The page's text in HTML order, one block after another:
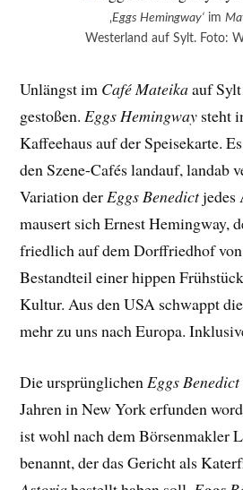
‚Eggs Hemingway‘ im
Westerland auf Sylt. Foto:
Unlängst im Café Mateikaauf
gestoßen.Eggs Hemingway steht
Kaffeehaus auf der Speisekarte.
den Szene-Cafés landauf, landab
Variation derEggs Benedictjedes
mausert sich Ernest Hemingway,
friedlich auf dem Dorffriedhof
Bestandteil einer hippen
Kultur. Aus den USA schwappt
mehr zu uns nach Europa.
Die ursprünglichenEggs Benedict
Jahren in New York erfunden
ist wohl nach dem Börsenmakler
benannt, der das Gericht als